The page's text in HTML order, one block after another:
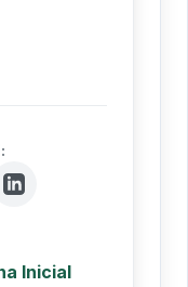
Inicial